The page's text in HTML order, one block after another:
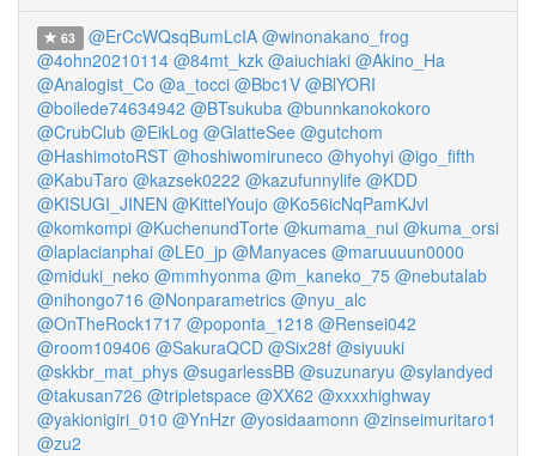
63 @ErCcWQsqBumLcIA @winonakano_frog
@4ohn20210114 @84mt_kzk @aiuchiaki @Akino_Ha
@Analogist_Co @a_tocci @Bbc1V @BlYORI
@boilede74634942 @BTsukuba @bunnkanokokoro
@CrubClub @EikLog @GlatteSee @gutchom
@HashimotoRST @hoshiwomiruneco @hyohyi @igo_fifth
@KabuTaro @kazsek0222 @kazufunnylife @KDD
@KISUGI_JINEN @KittelYoujo @Ko56icNqPamKJvl
@komkompi @KuchenundTorte @kumama_nui @kuma_orsi
@laplacianphai @LE0_jp @Manyaces @maruuuun0000
@miduki_neko @mmhyonma @m_kaneko_75 @nebutalab
@nihongo716 @Nonparametrics @nyu_alc
@OnTheRock1717 @poponta_1218 @Rensei042
@room109406 @SakuraQCD @Six28f @siyuuki
@skkbr_mat_phys @sugarlessBB @suzunaryu @sylandyed
@takusan726 @tripletspace @XX62 @xxxxhighway
@yakionigiri_010 @YnHzr @yosidaamonn @zinseimuritaro1
@zu2